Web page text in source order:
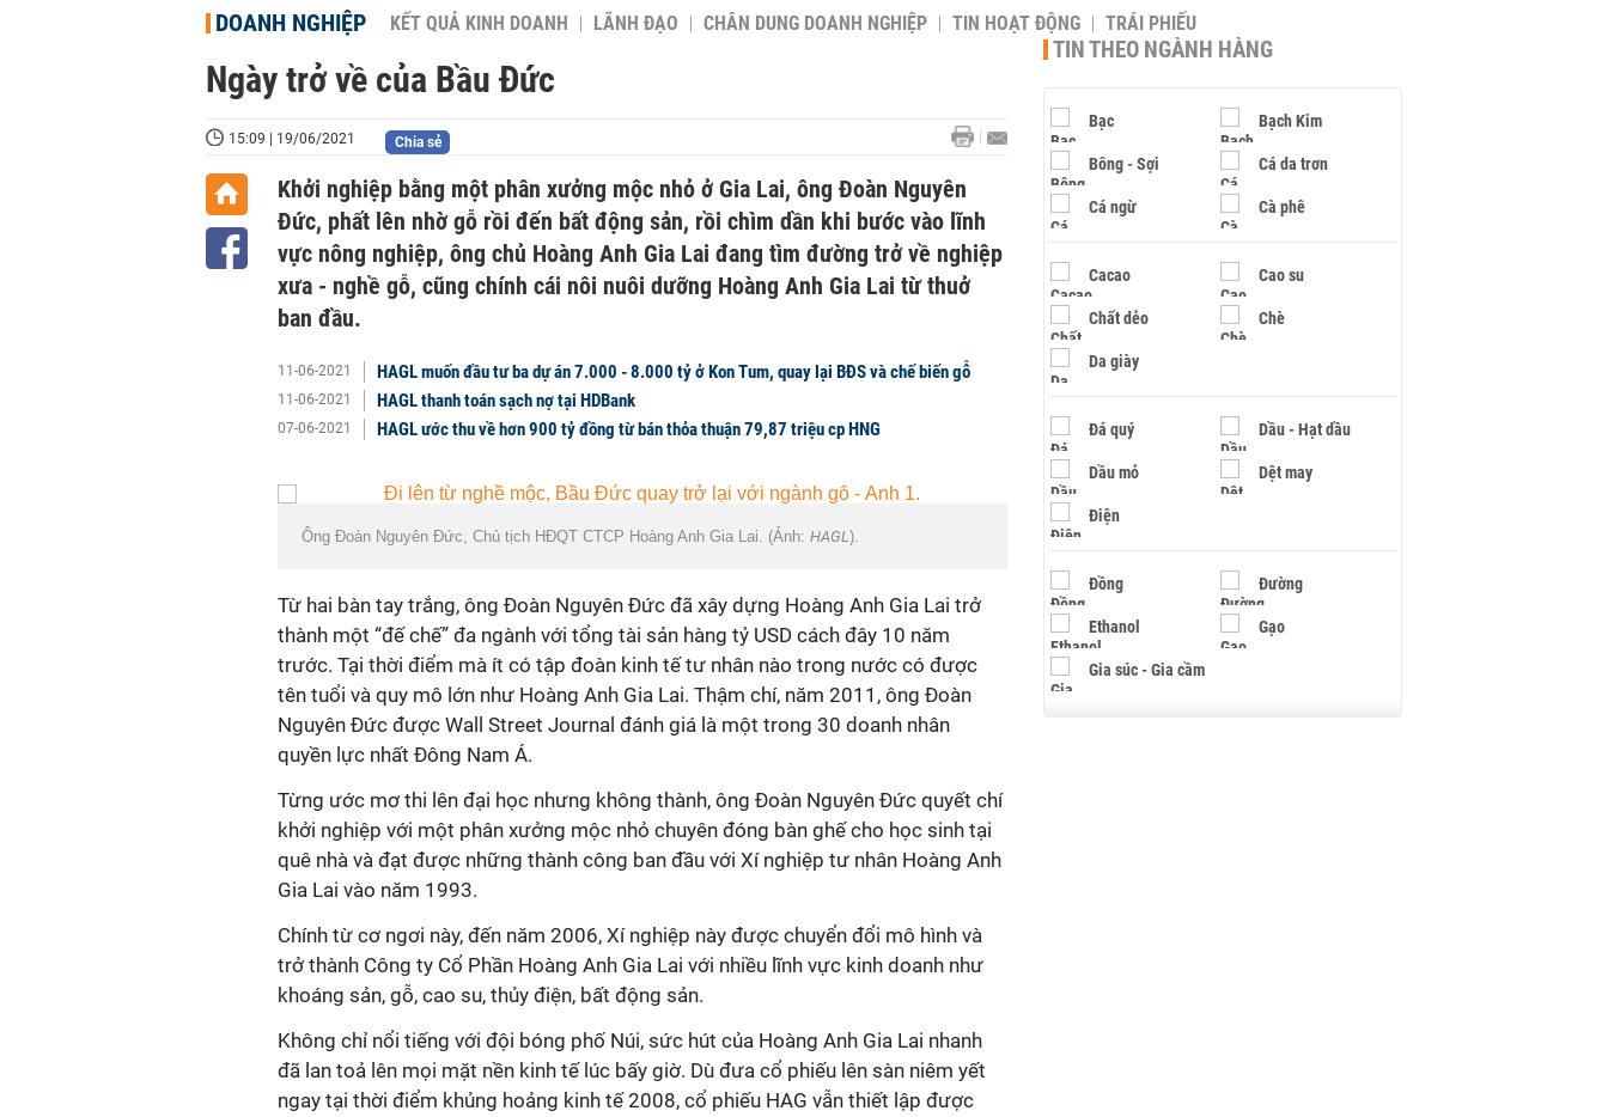
DOANH NGHIỆP KẾT QUẢ KINH DOANH LÃNH ĐẠO CHÂN DUNG DOANH NGHIỆP TIN HOẠT ĐỘNG TRÁI PHIẾU
Ngày trở về của Bầu Đức
15:09 | 19/06/2021 Chia sẻ
Khởi nghiệp bằng một phân xưởng mộc nhỏ ở Gia Lai, ông Đoàn Nguyên
Đức, phất lên nhờ gỗ rồi đến bất động sản, rồi chìm dần khi bước vào lĩnh
vực nông nghiệp, ông chủ Hoàng Anh Gia Lai đang tìm đường trở về nghiệp
xưa - nghề gỗ, cũng chính cái nôi nuôi dưỡng Hoàng Anh Gia Lai từ thuở
ban đầu.
11-06-2021 HAGL muốn đầu tư ba dự án 7.000 - 8.000 tỷ ở Kon Tum, quay lại BĐS và chế biến gỗ
11-06-2021 HAGL thanh toán sạch nợ tại HDBank
07-06-2021 HAGL ước thu về hơn 900 tỷ đồng từ bán thỏa thuận 79,87 triệu cp HNG
Ông Đoàn Nguyên Đức, Chủ tịch HĐQT CTCP Hoàng Anh Gia Lai. (Ảnh: HAGL).
Từ hai bàn tay trắng, ông Đoàn Nguyên Đức đã xây dựng Hoàng Anh Gia Lai trở
thành một “đế chế” đa ngành với tổng tài sản hàng tỷ USD cách đây 10 năm
trước. Tại thời điểm mà ít có tập đoàn kinh tế tư nhân nào trong nước có được
tên tuổi và quy mô lớn như Hoàng Anh Gia Lai. Thậm chí, năm 2011, ông Đoàn
Nguyên Đức được Wall Street Journal đánh giá là một trong 30 doanh nhân
quyền lực nhất Đông Nam Á.
Từng ước mơ thi lên đại học nhưng không thành, ông Đoàn Nguyên Đức quyết chí
khởi nghiệp với một phân xưởng mộc nhỏ chuyên đóng bàn ghế cho học sinh tại
quê nhà và đạt được những thành công ban đầu với Xí nghiệp tư nhân Hoàng Anh
Gia Lai vào năm 1993.
Chính từ cơ ngơi này, đến năm 2006, Xí nghiệp này được chuyển đổi mô hình và
trở thành Công ty Cổ Phần Hoàng Anh Gia Lai với nhiều lĩnh vực kinh doanh như
khoáng sản, gỗ, cao su, thủy điện, bất động sản.
Không chỉ nổi tiếng với đội bóng phố Núi, sức hút của Hoàng Anh Gia Lai nhanh
đã lan toả lên mọi mặt nền kinh tế lúc bấy giờ. Dù đưa cổ phiếu lên sàn niêm yết
ngay tại thời điểm khủng hoảng kinh tế 2008, cổ phiếu HAG vẫn thiết lập được
TIN THEO NGÀNH HÀNG
Bạc Bạch Kim
Bông - Sợi Cá da trơn
Cá ngừ Cà phê
Cacao Cao su
Chất dẻo Chè
Da giày
Đá quý Dầu - Hạt dầu
Dầu mỏ Dệt may
Điện
Đồng Đường
Ethanol Gạo
Gia súc - Gia cầm